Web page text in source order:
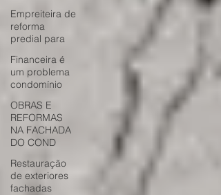
Empreiteira de
reforma
predial para
Financeira é
um problema
condomínio
OBRAS E
REFORMAS
NA FACHADA
DO COND
Restauração
de exteriores
fachadas